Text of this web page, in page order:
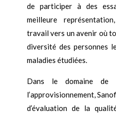
de participer à des
meilleure
travail vers un avenir où
diversité des personnes
maladies étudiées.
Dans le domaine
l’approvisionnement,
d’évaluation de la